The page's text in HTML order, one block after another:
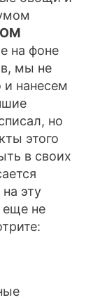
на фоне
мы не
и нанесем
но
этого
в своих
эту
еще не